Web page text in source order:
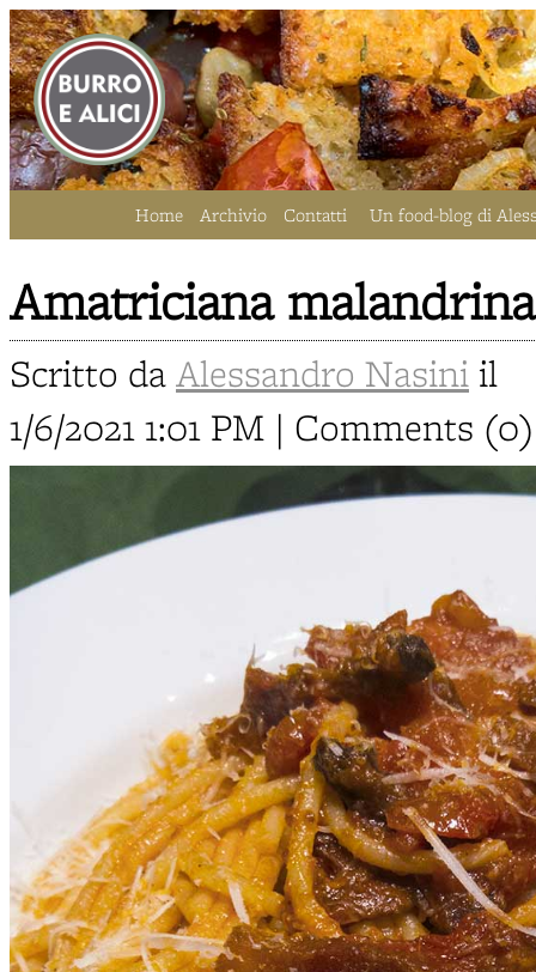
Home Archivio Contatti Un food-blog di
Amatriciana malandrina
Scritto daAlessandro Nasini il
1/6/2021 1:01 PM | Comments (0)